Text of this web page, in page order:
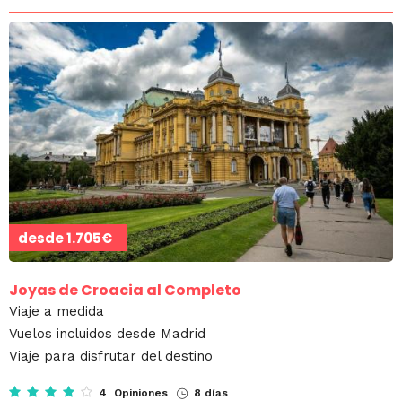
desde1.705€
Joyas de Croacia al Completo
Viaje a medida
Vuelos incluidos desde Madrid
Viaje para disfrutar del destino
4 Opiniones 8 días